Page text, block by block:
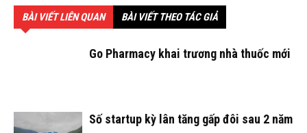
BÀI VIẾT LIÊN QUAN BÀI VIẾT THEO TÁC GIẢ
Go Pharmacy khai trương nhà thuốc mới
Số startup kỳ lân tăng gấp đôi sau 2 năm